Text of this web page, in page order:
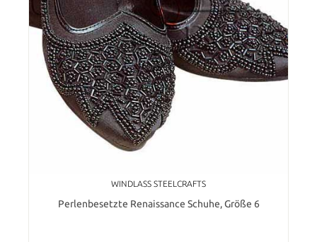
WINDLASS STEELCRAFTS
Perlenbesetzte Renaissance Schuhe, Größe 6